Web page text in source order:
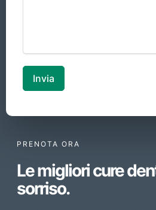
PRENOTA ORA
Le migliori cure
sorriso.